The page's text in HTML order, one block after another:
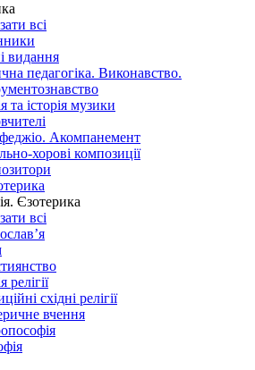
всі
видання
педагогіка. Виконавство.
та історія музики
Акомпанемент
хорові композиції
Єзотерика
всі
релігії
східні релігії
вчення